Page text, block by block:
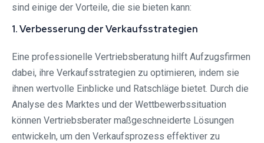
sind einige der Vorteile, die sie bieten kann:
1. Verbesserung der Verkaufsstrategien
Eine professionelle Vertriebsberatung hilft Aufzugsfirmen
dabei, ihre Verkaufsstrategien zu optimieren, indem sie
ihnen wertvolle Einblicke und Ratschläge bietet. Durch die
Analyse des Marktes und der Wettbewerbssituation
können Vertriebsberater maßgeschneiderte Lösungen
entwickeln, um den Verkaufsprozess effektiver zu